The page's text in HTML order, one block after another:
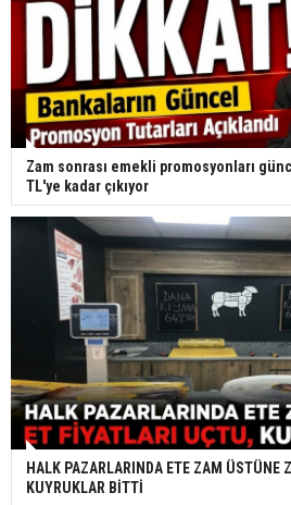
Zam sonrası emekli promosyonları
TL'ye kadar çıkıyor
HALK PAZARLARINDA ETE ZAM ÜSTÜNE
KUYRUKLAR BİTTİ